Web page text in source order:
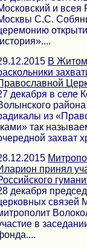
и всея
С.С.
В
декабря в селе
из
так
захват
принял
декабря
связей
в